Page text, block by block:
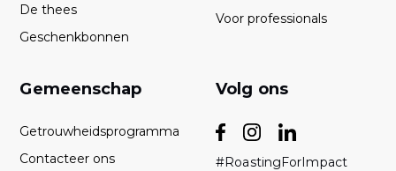
De thees
Geschenkbonnen
Voor professionals
Gemeenschap
Getrouwheidsprogramma
Contacteer ons
Volg ons
#RoastingForImpact